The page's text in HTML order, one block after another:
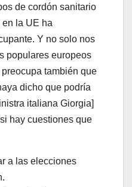
de cordón sanitario
la UE ha
Y no solo nos
populares europeos
también que
dicho que podría
italiana Giorgia]
hay cuestiones que